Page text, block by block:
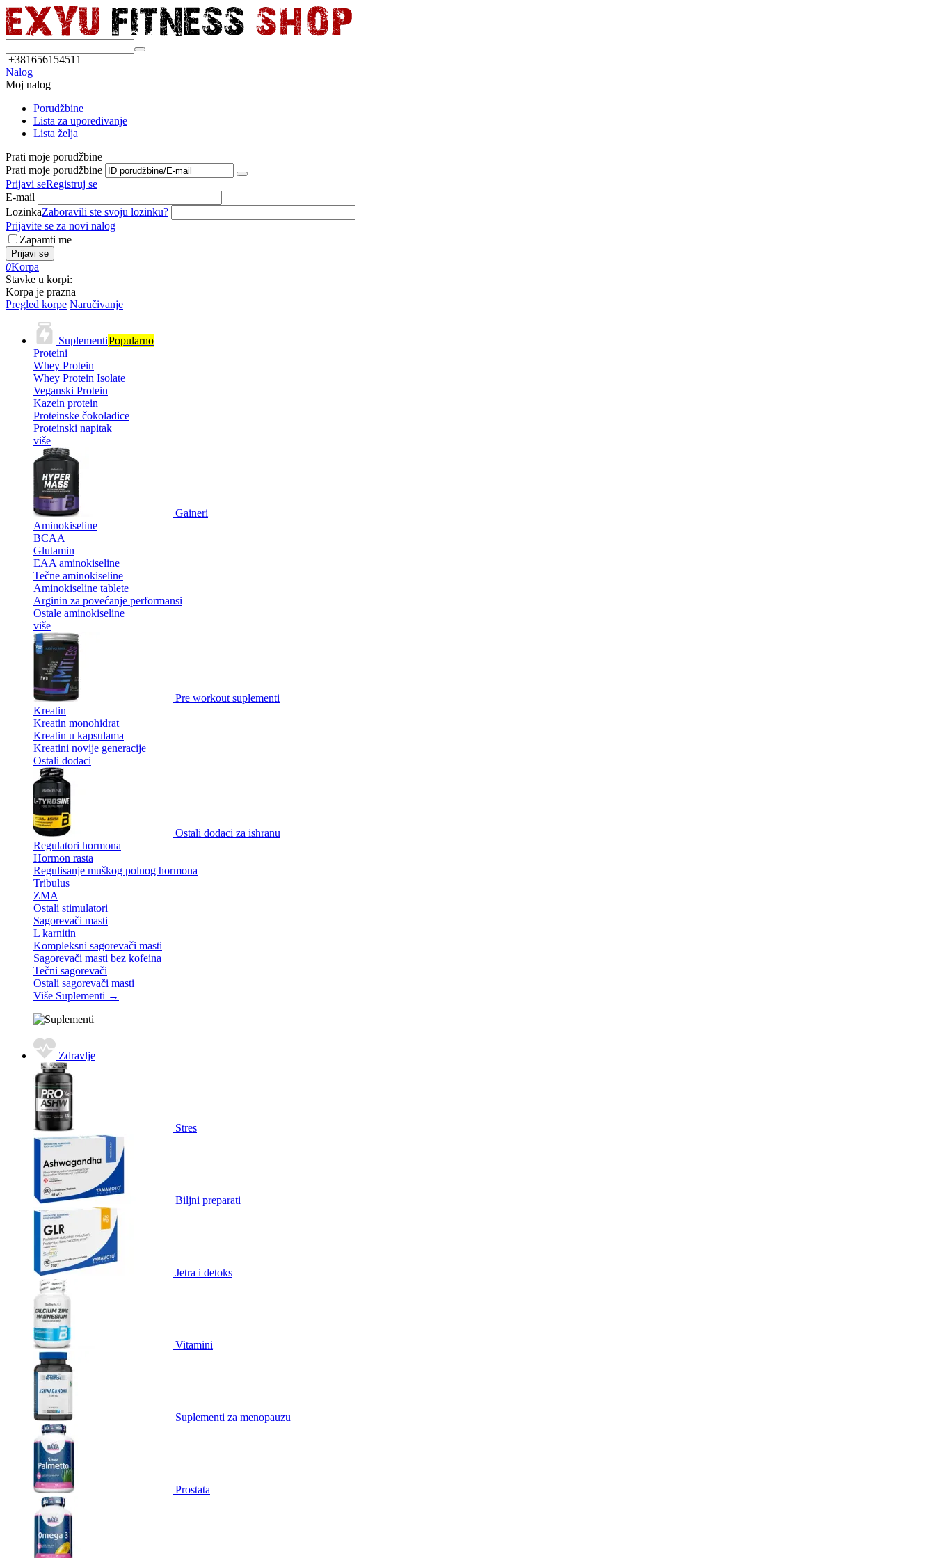
+381656154511
Nalog
Moj nalog
Porudžbine
Lista za upoređivanje
Lista želja
Prati moje porudžbine
Prati moje porudžbine
Prijavi seRegistruj se
E-mail
LozinkaZaboravili ste svoju lozinku?
Prijavite se za novi nalog
Zapamti me
Prijavi se
0Korpa
Stavke u korpi:
Korpa je prazna
Pregled korpe Naručivanje
SuplementiPopularno
Proteini
Whey Protein
Whey Protein Isolate
Veganski Protein
Kazein protein
Proteinske čokoladice
Proteinski napitak
više
Gaineri
Aminokiseline
BCAA
Glutamin
EAA aminokiseline
Tečne aminokiseline
Aminokiseline tablete
Arginin za povećanje performansi
Ostale aminokiseline
više
Pre workout suplementi
Kreatin
Kreatin monohidrat
Kreatin u kapsulama
Kreatini novije generacije
Ostali dodaci
Ostali dodaci za ishranu
Regulatori hormona
Hormon rasta
Regulisanje muškog polnog hormona
Tribulus
ZMA
Ostali stimulatori
Sagorevači masti
L karnitin
Kompleksni sagorevači masti
Sagorevači masti bez kofeina
Tečni sagorevači
Ostali sagorevači masti
Više Suplementi →
Zdravlje
Stres
Biljni preparati
Jetra i detoks
Vitamini
Suplementi za menopauzu
Prostata